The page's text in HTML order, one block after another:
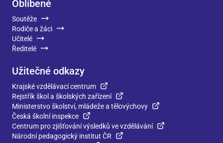
Oblíbené
Soutěže
Rodiče a žáci
Učitelé
Ředitelé
Užitečné odkazy
Krajské vzdělávací centrum
Rejstřík škol a školských zařízení
Ministerstvo školství, mládeže a tělovýchovy
Česká školní inspekce
Centrum pro zjišťování výsledků ve vzdělávání
Národní pedagogický institut ČR